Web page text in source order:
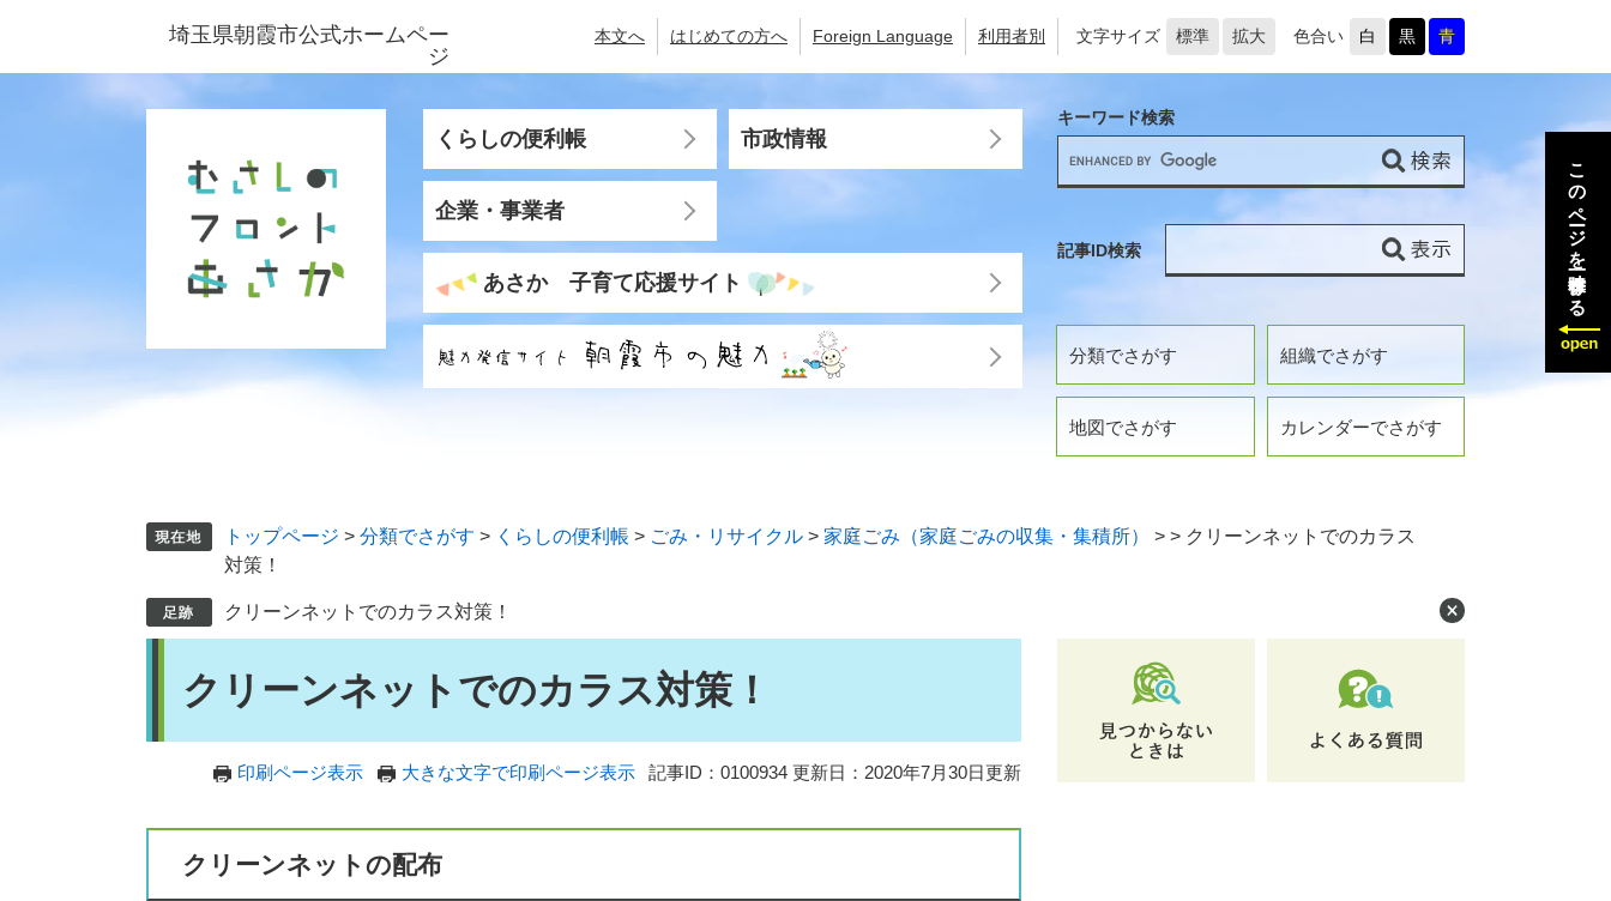
ジ
ュ
埼玉県朝霞市公式ホームペー
ジ
本文へ はじめての方へ Foreign Language 利用者別 文字サイズ 標準 拡大 色合い 白 黒 青
くらしの便利帳 市政情報
企業・事業者
あさか 子育て応援サイト
分類でさがす 組織でさがす
地図でさがす カレンダーでさがす
キーワード検索
記事ID検索
トップページ > 分類でさがす > くらしの便利帳 > ごみ・リサイクル > 家庭ごみ（家庭ごみの収集・集積所） > > クリーンネットでのカラス
対策！
クリーンネットでのカラス対策！
クリーンネットでのカラス対策！
印刷ページ表示 大きな文字で印刷ページ表示 記事ID：0100934 更新日：2020年7月30日更新
クリーンネットの配布
このページを一時保存する